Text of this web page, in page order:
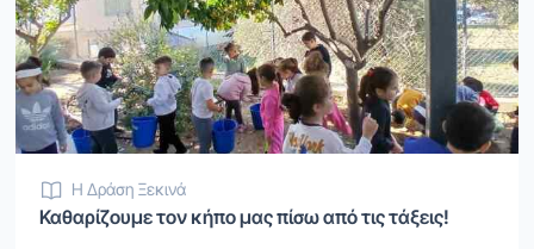
Η Δράση Ξεκινά
Καθαρίζουμε τον κήπο μας πίσω από τις τάξεις!